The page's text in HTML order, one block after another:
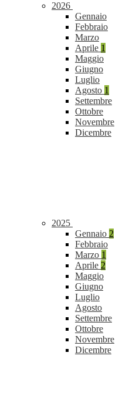
2026
Gennaio
Febbraio
Marzo
Aprile 1
Maggio
Giugno
Luglio
Agosto 1
Settembre
Ottobre
Novembre
Dicembre
2025
Gennaio 2
Febbraio
Marzo 1
Aprile 2
Maggio
Giugno
Luglio
Agosto
Settembre
Ottobre
Novembre
Dicembre